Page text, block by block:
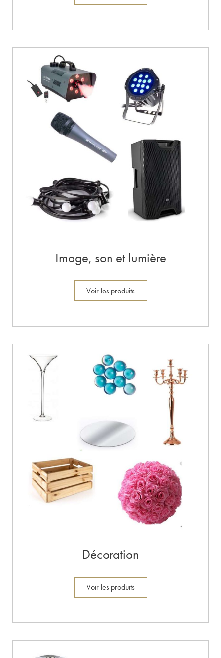
Image, son et lumière
Voir les produits
Décoration
Voir les produits